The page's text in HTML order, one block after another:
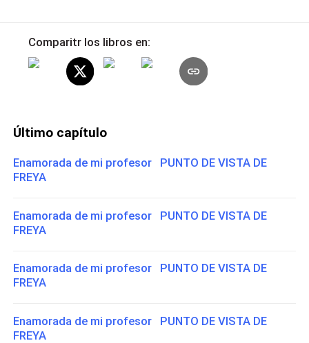
Comparitr los libros en:
Último capítulo
Enamorada de mi profesor PUNTO DE VISTA DE
FREYA
Enamorada de mi profesor PUNTO DE VISTA DE
FREYA
Enamorada de mi profesor PUNTO DE VISTA DE
FREYA
Enamorada de mi profesor PUNTO DE VISTA DE
FREYA